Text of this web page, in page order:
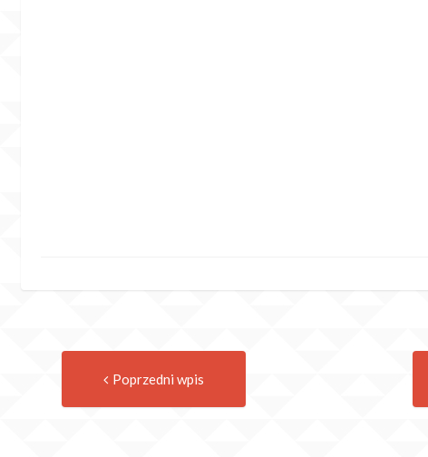
navigation
Poprzedni wpis